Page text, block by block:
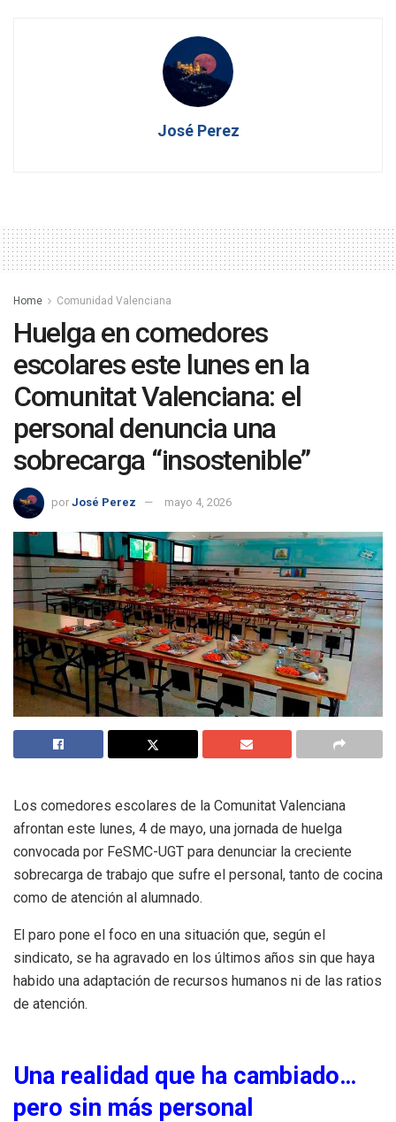
José Perez
Home Comunidad Valenciana
Huelga en comedores
escolares este lunes en la
Comunitat Valenciana: el
personal denuncia una
sobrecarga “insostenible”
por José Perez mayo 4, 2026
Los comedores escolares de la Comunitat Valenciana
afrontan este lunes, 4 de mayo, una jornada de huelga
convocada por FeSMC-UGT para denunciar la creciente
sobrecarga de trabajo que sufre el personal, tanto de cocina
como de atención al alumnado.
El paro pone el foco en una situación que, según el
sindicato, se ha agravado en los últimos años sin que haya
habido una adaptación de recursos humanos ni de las ratios
de atención.
Una realidad que ha cambiado…
pero sin más personal